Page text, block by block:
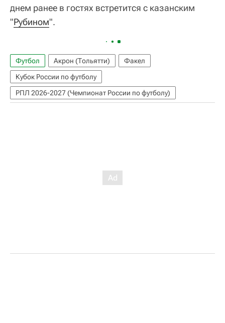
днем ранее в гостях встретится с казанским
"Рубином".
Футбол Акрон (Тольятти)
Факел
Кубок России по футболу
РПЛ 2026-2027 (Чемпионат России по футболу)